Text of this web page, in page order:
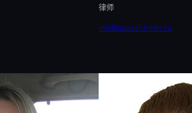
律师
info@spacelumen.ru